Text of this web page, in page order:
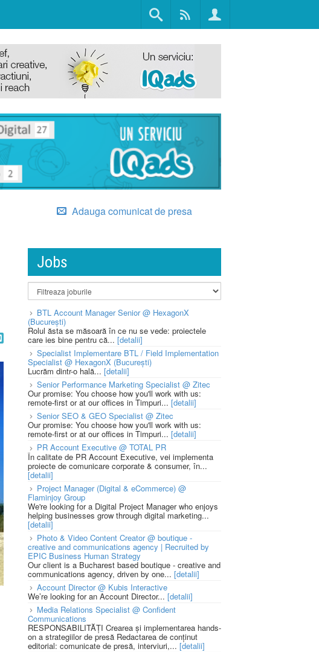
Adauga comunicat de presa
Jobs
BTL Account Manager Senior @ HexagonX
(București)
Rolul ăsta se măsoară în ce nu se vede: proiectele
care ies bine pentru că... [detalii]
Specialist Implementare BTL / Field Implementation
Specialist @ HexagonX (București)
Lucrăm dintr-o hală... [detalii]
Senior Performance Marketing Specialist @ Zitec
Our promise: You choose how you'll work with us:
remote-first or at our offices in Timpuri... [detalii]
Senior SEO & GEO Specialist @ Zitec
Our promise: You choose how you'll work with us:
remote-first or at our offices in Timpuri... [detalii]
PR Account Executive @ TOTAL PR
În calitate de PR Account Executive, vei implementa
proiecte de comunicare corporate & consumer, în...
[detalii]
Project Manager (Digital & eCommerce) @
Flaminjoy Group
We're looking for a Digital Project Manager who enjoys
helping businesses grow through digital marketing...
[detalii]
Photo & Video Content Creator @ boutique -
creative and communications agency | Recruited by
EPIC Business Human Strategy
Our client is a Bucharest based boutique - creative and
communications agency, driven by one... [detalii]
Account Director @ Kubis Interactive
We’re looking for an Account Director... [detalii]
Media Relations Specialist @ Confident
Communications
RESPONSABILITĂȚI Crearea și implementarea hands-
on a strategiilor de presă Redactarea de conținut
editorial: comunicate de presă, interviuri,... [detalii]